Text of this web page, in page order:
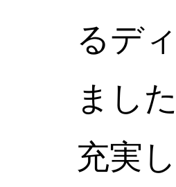
るデ
ました
充実